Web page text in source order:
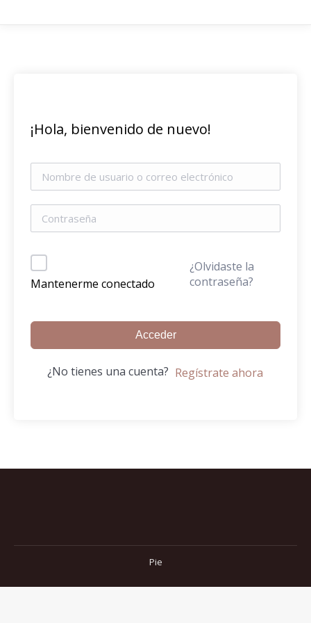
¡Hola, bienvenido de nuevo!
Mantenerme conectado
¿Olvidaste la
contraseña?
Acceder
¿No tienes una cuenta? Regístrate ahora
Pie